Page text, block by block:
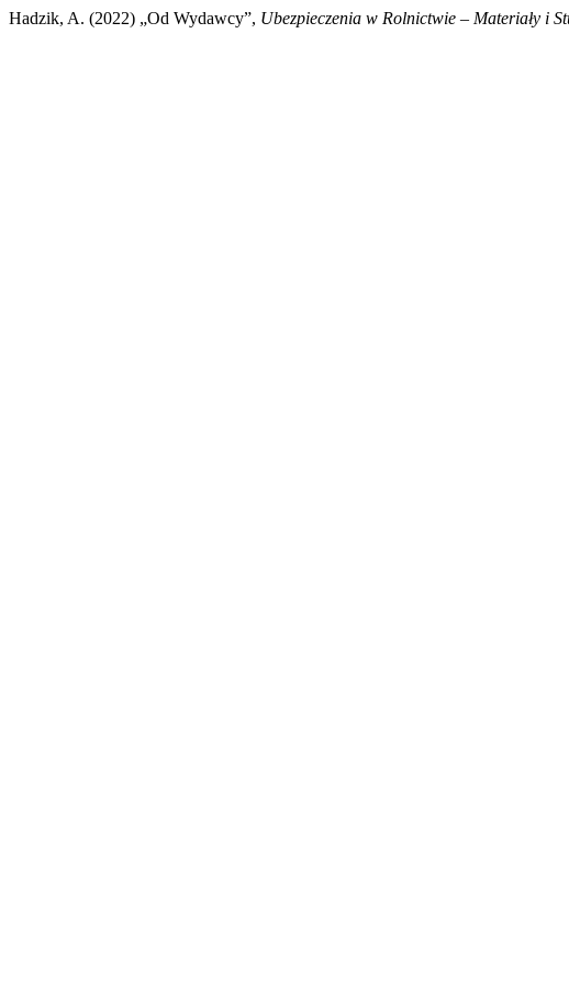
Hadzik, A. (2022) „Od Wydawcy”, Ubezpieczenia w Rolnictwie – Materiały i